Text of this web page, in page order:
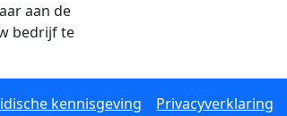
aan de
bedrijf te
kennisgeving Privacyverklaring